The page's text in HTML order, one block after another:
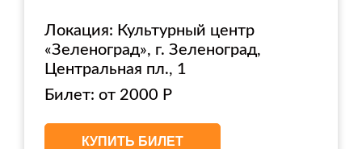
Локация: Культурный центр
«Зеленоград», г. Зеленоград,
Центральная пл., 1
Билет: от 2000 Р
КУПИТЬ БИЛЕТ